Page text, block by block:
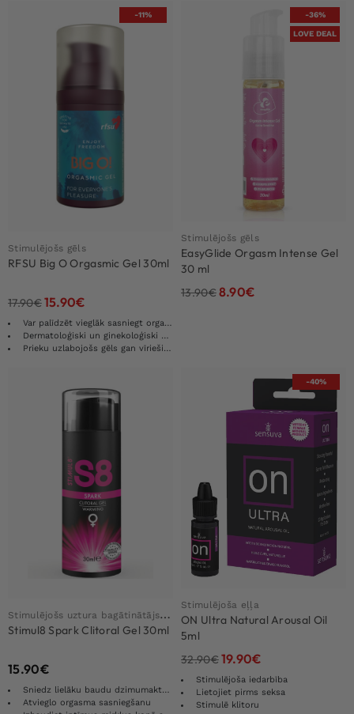
-11%
Stimulējošs gēls
RFSU Big O Orgasmic Gel 30ml
17.90€15.90€
Var palīdzēt vieglāk sasniegt orgasmu
Dermatoloģiski un ginekoloģiski pārbaudīts
Prieku uzlabojošs gēls gan vīriešiem, gan sievietēm
-36%
LOVE DEAL
Stimulējošs gēls
EasyGlide Orgasm Intense Gel
30 ml
13.90€8.90€
S
timulējošs uztura bagātinātājs sievietēm
Stimul8 Spark Clitoral Gel 30ml
15.90€
Sniedz lielāku baudu dzimumakta laikā
Atvieglo orgasma sasniegšanu
-40%
Stimulējoša eļļa
ON Ultra Natural Arousal Oil
5ml
32.90€19.90€
Stimulējoša iedarbība
Lietojiet pirms seksa
Stimulē klitoru